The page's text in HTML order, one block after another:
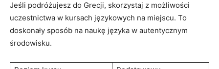
Jeśli podróżujesz‍ do‌ Grecji, skorzystaj z możliwości
uczestnictwa w​ kursach językowych na miejscu. To
doskonały sposób‌ na naukę języka w autentycznym
środowisku.